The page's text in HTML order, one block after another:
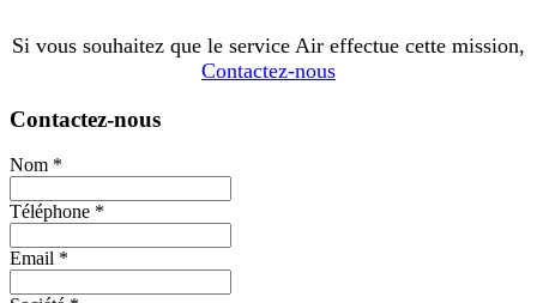
Si vous souhaitez que le service Air effectue cette mission,
Contactez-nous
Contactez-nous
Nom *
Téléphone *
Email *